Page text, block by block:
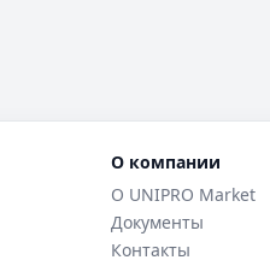
О компании
О UNIPRO Market
Документы
Контакты